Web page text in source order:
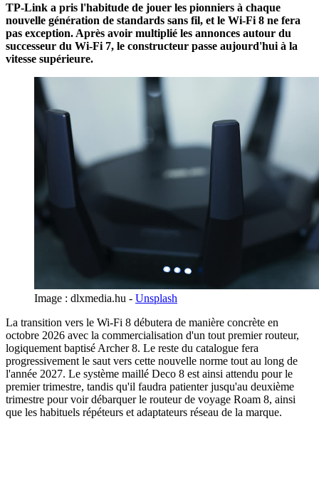
TP-Link a pris l'habitude de jouer les pionniers à chaque
nouvelle génération de standards sans fil, et le Wi-Fi 8 ne fera
pas exception. Après avoir multiplié les annonces autour du
successeur du Wi-Fi 7, le constructeur passe aujourd'hui à la
vitesse supérieure.
Image : dlxmedia.hu - Unsplash
La transition vers le Wi-Fi 8 débutera de manière concrète en
octobre 2026 avec la commercialisation d'un tout premier routeur,
logiquement baptisé Archer 8. Le reste du catalogue fera
progressivement le saut vers cette nouvelle norme tout au long de
l'année 2027. Le système maillé Deco 8 est ainsi attendu pour le
premier trimestre, tandis qu'il faudra patienter jusqu'au deuxième
trimestre pour voir débarquer le routeur de voyage Roam 8, ainsi
que les habituels répéteurs et adaptateurs réseau de la marque.